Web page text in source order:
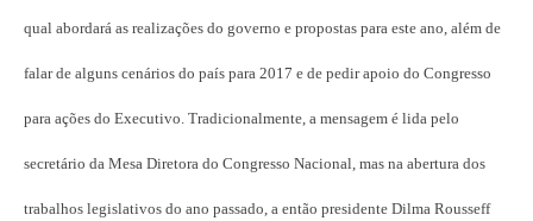
qual abordará as realizações do governo e propostas para este ano, além de
falar de alguns cenários do país para 2017 e de pedir apoio do Congresso
para ações do Executivo. Tradicionalmente, a mensagem é lida pelo
secretário da Mesa Diretora do Congresso Nacional, mas na abertura dos
trabalhos legislativos do ano passado, a então presidente Dilma Rousseff